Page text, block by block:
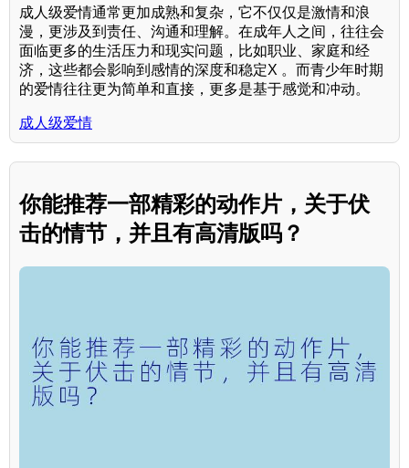
成人级爱情通常更加成熟和复杂，它不仅仅是激情和浪
漫，更涉及到责任、沟通和理解。在成年人之间，往往会
面临更多的生活压力和现实问题，比如职业、家庭和经
济，这些都会影响到感情的深度和稳定X 。而青少年时期
的爱情往往更为简单和直接，更多是基于感觉和冲动。
成人级爱情
你能推荐一部精彩的动作片，关于伏
击的情节，并且有高清版吗？